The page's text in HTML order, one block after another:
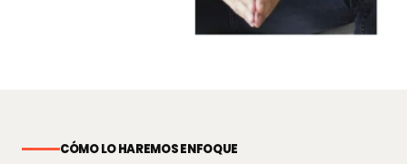
CÓMO LO HAREMOS ENFOQUE